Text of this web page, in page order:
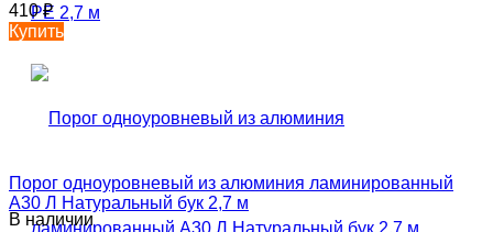
410₽
Купить
Порог одноуровневый из алюминия ламинированный
А30 Л Натуральный бук 2,7 м
В наличии